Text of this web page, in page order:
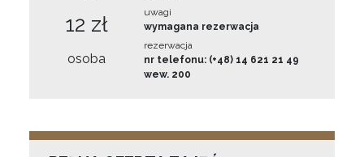
12 zł
osoba
uwagi
wymagana rezerwacja
rezerwacja
nr telefonu: (+48) 14 621 21 49
wew. 200